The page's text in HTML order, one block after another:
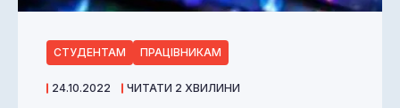
СТУДЕНТАМ ПРАЦІВНИКАМ
24.10.2022 ЧИТАТИ 2 ХВИЛИНИ